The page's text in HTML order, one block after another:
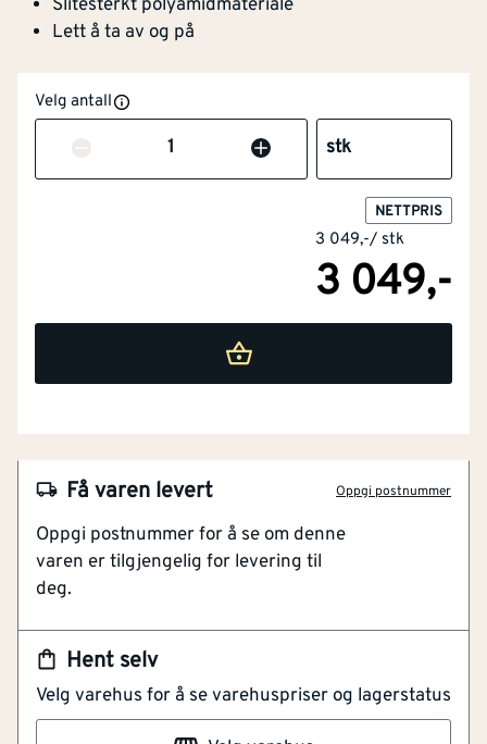
Slitesterkt polyamidmateriale
Lett å ta av og på
Velg antall
Antall stk
NETTPRIS
3 049,-/ stk
3 049,-
Hent selv
Velg varehus for å se varehuspriser og lagerstatus
Få varen levert Oppgi postnummer
Oppgi postnummer for å se om denne
varen er tilgjengelig for levering til
deg.
NOBB
52663985
Artikkelnummer
101231269
Holder deg varm på kalde dager
Lett å ta av og på
Fôret vinterbukse som holder deg varm med avansert
37.5 fôr som gir utmerket ventilering og klimakontroll.
Nei
Snekkerbukse/selebukse Nei
Vadere Nei
Materiale
Farge Svart
Materialkvalitet
Type tetning
Passform Lang form